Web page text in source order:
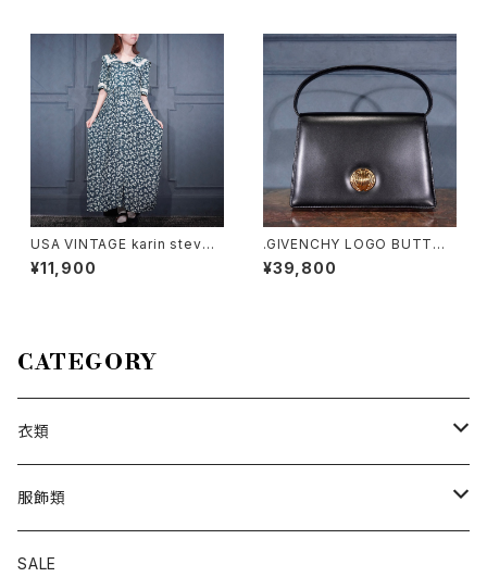
チコート風ベルテッドデザインノ
ースリーブワンピース 200000
0076553
USA VINTAGE karin steven
s FLOWER PATTERNED BIG
LACE COLLAR DESIGN HAL
¥11,900
.GIVENCHY LOGO BUTTON
DESIGN LEATHER HAND BA
G/ジバンシィロゴボタンデザイ
¥39,800
CATEGORY
衣類
トップス
カットソー
ボトムス
服飾類
バッグ
SALE